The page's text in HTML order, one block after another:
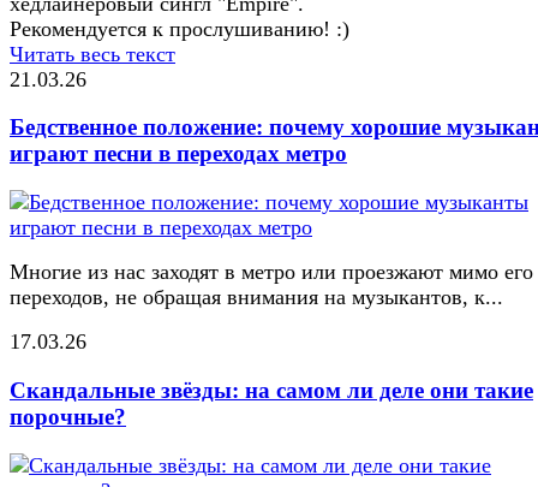
Рекомендуется к прослушиванию! :)
Читать весь текст
21.03.26
Бедственное положение: почему хорошие
играют песни в переходах метро
Многие из нас заходят в метро или проезжают мимо его
переходов, не обращая внимания на музыкантов, к...
17.03.26
Скандальные звёзды: на самом ли деле они такие
порочные?